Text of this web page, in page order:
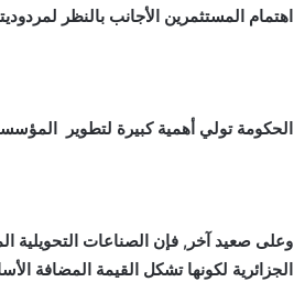
اهتمام المستثمرين الأجانب بالنظر
الحكومة تولي أهمية كبيرة لتطوير
وعلى صعيد آخر, فإن الصناعات التحويلية
الجزائرية لكونها تشكل القيمة